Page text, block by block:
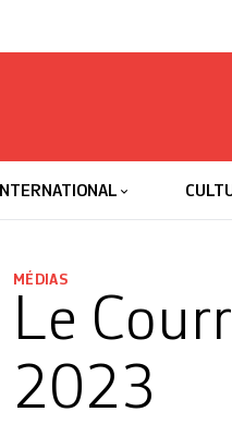
INTERNATIONAL
MÉDIAS
Le
2023